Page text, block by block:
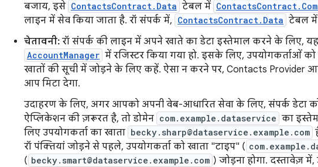
बजाय, इसे ContactsContract.Data टेबल में
लाइन में सेव किया जाता है. रॉ संपर्क में, ContactsContract.Data टेबल में
चेतावनी: रॉ संपर्क की लाइन में अपने खाते का डेटा इस्तेमाल करने के लिए,
AccountManager में रजिस्टर किया गया हो. इसके लिए, उपयोगकर्ताओं
खातों की सूची में जोड़ने के लिए कहें. ऐसा न करने पर, Contacts Provider
आप मिटा देगा.
उदाहरण के लिए, अगर आपको अपनी वेब-आधारित सेवा के लिए, संपर्क डेटा
ऐप्लिकेशन की ज़रूरत है, तो डोमेन com.example.dataservice का
लिए उपयोगकर्ता का खाता becky.sharp@dataservice.example.com
रॉ पंक्तियां जोड़ने से पहले, उपयोगकर्ता को खाता "टाइप" (
( becky.smart@dataservice.example.com ) जोड़ना होगा. दस्तावेज़